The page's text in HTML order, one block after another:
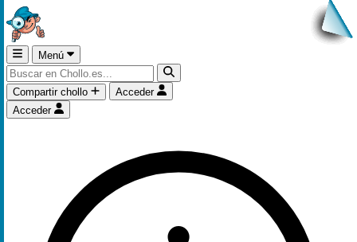
Menú
Compartir chollo
Acceder
Acceder